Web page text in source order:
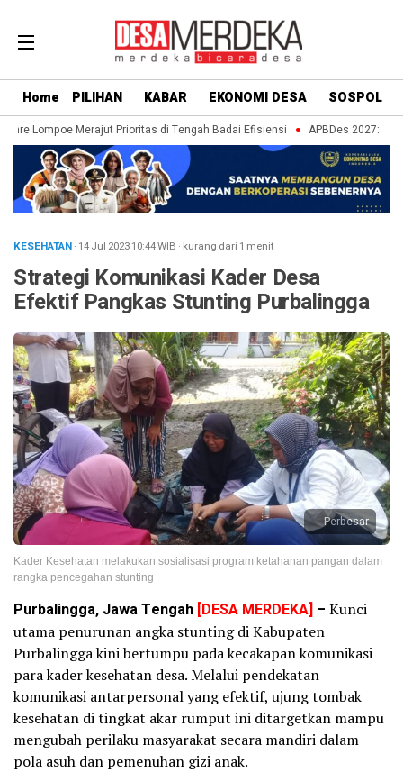
Home PILIHAN KABAR EKONOMI DESA SOSPOL
Lompoe Merajut Prioritas di Tengah Badai Efisiensi APBDes 2027:
KESEHATAN· 14 Jul 202310:44WIB · kurang dari 1 menit
Strategi Komunikasi Kader Desa
Efektif Pangkas Stunting Purbalingga
Perbesar
Kader Kesehatan melakukan sosialisasi program ketahanan pangan dalam
rangka pencegahan stunting
Purbalingga, Jawa Tengah [DESA MERDEKA] – Kunci
utama penurunan angka stunting di Kabupaten
Purbalingga kini bertumpu pada kecakapan komunikasi
para kader kesehatan desa. Melalui pendekatan
komunikasi antarpersonal yang efektif, ujung tombak
kesehatan di tingkat akar rumput ini ditargetkan mampu
mengubah perilaku masyarakat secara mandiri dalam
pola asuh dan pemenuhan gizi anak.